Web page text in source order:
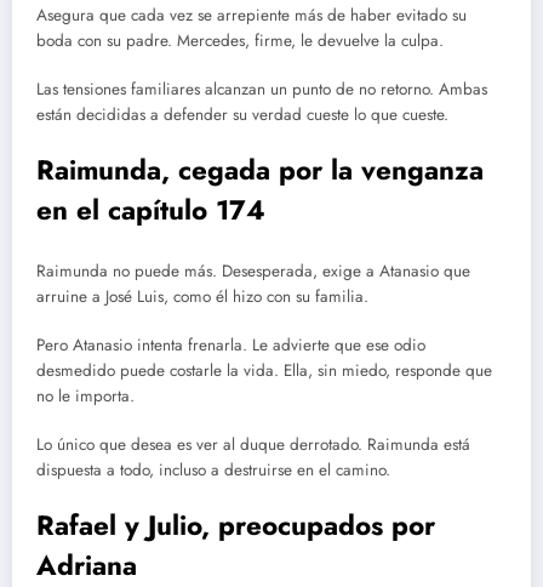
Asegura que cada vez se arrepiente más de haber evitado su
boda con su padre. Mercedes, firme, le devuelve la culpa.
Las tensiones familiares alcanzan un punto de no retorno. Ambas
están decididas a defender su verdad cueste lo que cueste.
Raimunda, cegada por la venganza
en el capítulo 174
Raimunda no puede más. Desesperada, exige a Atanasio que
arruine a José Luis, como él hizo con su familia.
Pero Atanasio intenta frenarla. Le advierte que ese odio
desmedido puede costarle la vida. Ella, sin miedo, responde que
no le importa.
Lo único que desea es ver al duque derrotado. Raimunda está
dispuesta a todo, incluso a destruirse en el camino.
Rafael y Julio, preocupados por
Adriana